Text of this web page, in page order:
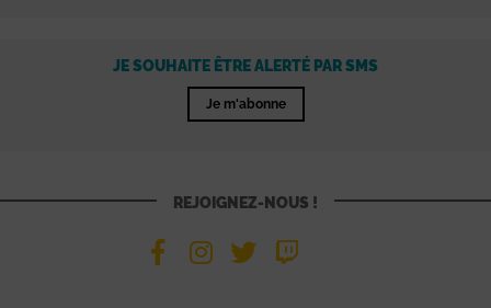
JE SOUHAITE ÊTRE ALERTÉ PAR SMS
Je m'abonne
REJOIGNEZ-NOUS !